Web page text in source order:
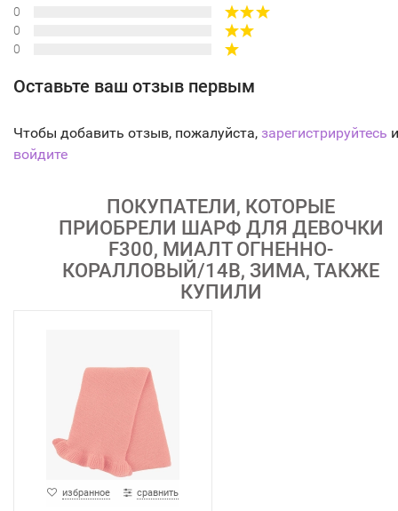
0
0
0
Оставьте ваш отзыв первым
Чтобы добавить отзыв, пожалуйста, зарегистрируйтесь
войдите
ПОКУПАТЕЛИ, КОТОРЫЕ
ПРИОБРЕЛИ ШАРФ ДЛЯ ДЕВОЧКИ
F300, МИАЛТ ОГНЕННО-
КОРАЛЛОВЫЙ/14В, ЗИМА, ТАКЖЕ
КУПИЛИ
избранное сравнить